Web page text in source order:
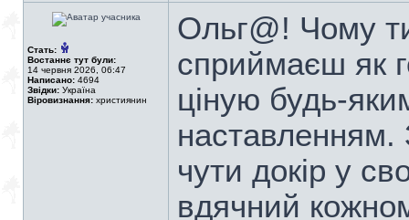
Стать:
Востаннє тут були:
14 червня 2026, 06:47
Написано: 4694
Звідки: Україна
Віровизнання: християнин
Ольг@! Чому
сприймаєш як
ціную будь-
наставленням.
чути докір у
вдячний